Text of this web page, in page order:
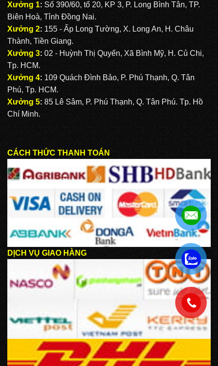
Xưởng 1: Số 390/60, tổ 20, KP 3, P. Long Bình Tân, TP.
Biên Hoà, Tỉnh Đồng Nai.
Xưởng 2: 155 - Ấp Long Tường, X. Long An, H. Châu
Thành, Tiền Giang.
Xưởng 3: 02 - Huỳnh Thị Quyến, Xã Bình Mỹ, H. Củ Chi,
Tp. HCM.
Xưởng 4: 109 Quách Đình Bảo, P. Phú Thạnh, Q. Tân
Phú, Tp. HCM.
Xưởng 5: 85 Lê Sâm, P. Phú Thạnh, Q. Tân Phú. Tp. Hồ
Chí Minh.
CÁCH THỨC THANH TOÁN
DỊCH VỤ GIAO HÀNG
.
.